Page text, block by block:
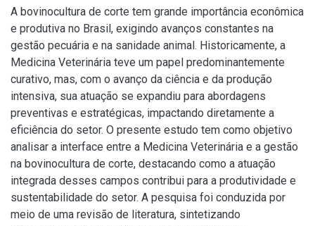
A bovinocultura de corte tem grande importância econômica
e produtiva no Brasil, exigindo avanços constantes na
gestão pecuária e na sanidade animal. Historicamente, a
Medicina Veterinária teve um papel predominantemente
curativo, mas, com o avanço da ciência e da produção
intensiva, sua atuação se expandiu para abordagens
preventivas e estratégicas, impactando diretamente a
eficiência do setor. O presente estudo tem como objetivo
analisar a interface entre a Medicina Veterinária e a gestão
na bovinocultura de corte, destacando como a atuação
integrada desses campos contribui para a produtividade e
sustentabilidade do setor. A pesquisa foi conduzida por
meio de uma revisão de literatura, sintetizando